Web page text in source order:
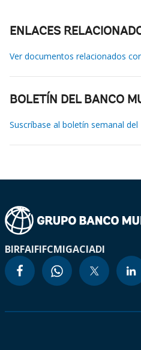
ENLACES
Ver documentos relacionados
BOLETÍN DEL BANCO
Suscríbase al boletín semanal
BIRFAIFIFCMIGACIADI